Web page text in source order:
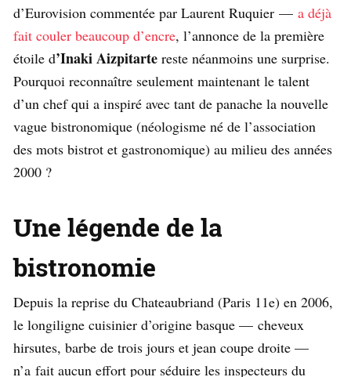
d’Eurovision commentée par Laurent Ruquier — a déjà
fait couler beaucoup d’encre, l’annonce de la première
étoile d’Inaki Aizpitarte reste néanmoins une surprise.
Pourquoi reconnaître seulement maintenant le talent
d’un chef qui a inspiré avec tant de panache la nouvelle
vague bistronomique (néologisme né de l’association
des mots bistrot et gastronomique) au milieu des années
2000 ?
Une légende de la
bistronomie
Depuis la reprise du Chateaubriand (Paris 11e) en 2006,
le longiligne cuisinier d’origine basque — cheveux
hirsutes, barbe de trois jours et jean coupe droite —
n’a fait aucun effort pour séduire les inspecteurs du